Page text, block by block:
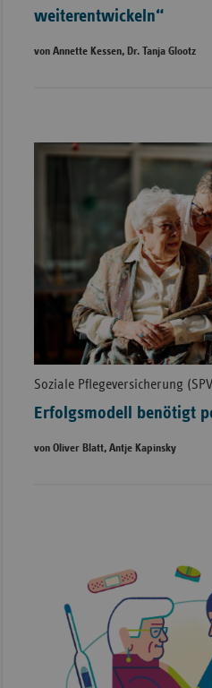
weiterentwickeln“
von Annette Kessen, Dr. Tanja Glootz
Soziale Pflegeversicherung
Erfolgsmodell benötigt
von Oliver Blatt, Antje Kapinsky